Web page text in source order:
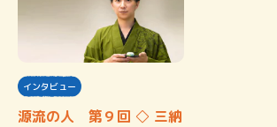
インタビュー
源流の人 第９回 ◇ 三納